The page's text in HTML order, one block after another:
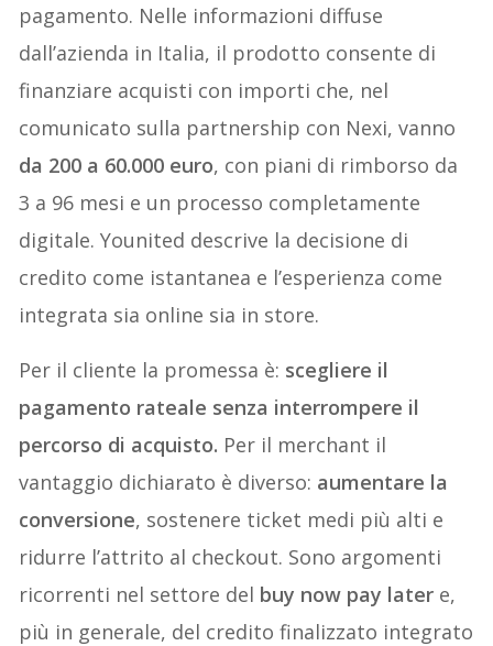
pagamento. Nelle informazioni diffuse
dall’azienda in Italia, il prodotto consente di
finanziare acquisti con importi che, nel
comunicato sulla partnership con Nexi, vanno
da 200 a 60.000 euro, con piani di rimborso da
3 a 96 mesi e un processo completamente
digitale. Younited descrive la decisione di
credito come istantanea e l’esperienza come
integrata sia online sia in store.
Per il cliente la promessa è: scegliere il
pagamento rateale senza interrompere il
percorso di acquisto. Per il merchant il
vantaggio dichiarato è diverso: aumentare la
conversione, sostenere ticket medi più alti e
ridurre l’attrito al checkout. Sono argomenti
ricorrenti nel settore del buy now pay later e,
più in generale, del credito finalizzato integrato